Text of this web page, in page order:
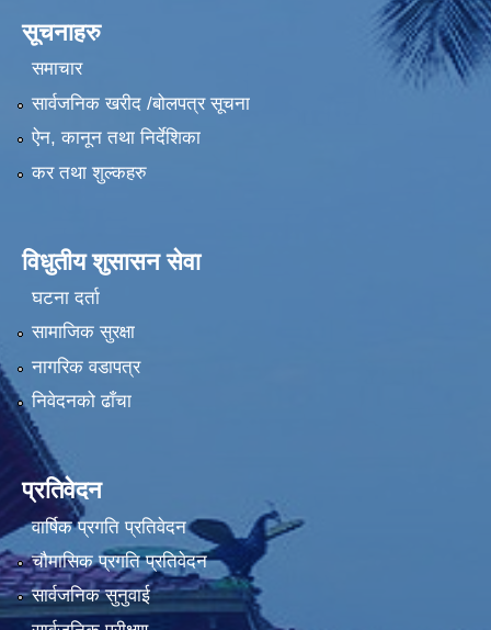
सूचनाहरु
समाचार
सार्वजनिक खरीद /बोलपत्र सूचना
ऐन, कानून तथा निर्देशिका
कर तथा शुल्कहरु
विधुतीय शुसासन सेवा
घटना दर्ता
सामाजिक सुरक्षा
नागरिक वडापत्र
निवेदनको ढाँचा
प्रतिवेदन
वार्षिक प्रगति प्रतिवेदन
चौमासिक प्रगति प्रतिवेदन
सार्वजनिक सुनुवाई